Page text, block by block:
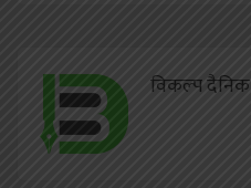
विकल्प दैनिक